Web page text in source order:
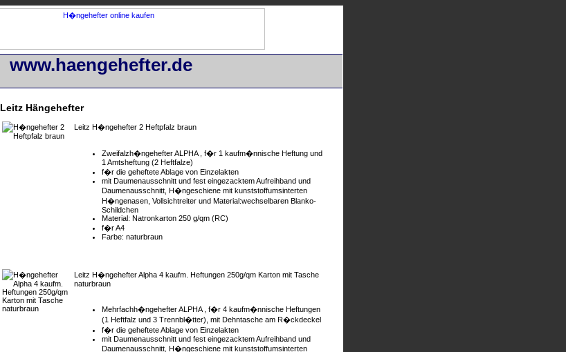
www.haengehefter.de
Leitz Hängehefter
Leitz H�ngehefter 2 Heftpfalz braun
Zweifalzh�ngehefter ALPHA , f�r 1 kaufm�nnische Heftung und
1 Amtsheftung (2 Heftfalze)
f�r die geheftete Ablage von Einzelakten
mit Daumenausschnitt und fest eingezacktem Aufreihband und
Daumenausschnitt, H�ngeschiene mit kunststoffumsinterten
H�ngenasen, Vollsichtreiter und Material:wechselbaren Blanko-
Schildchen
Material: Natronkarton 250 g/qm (RC)
f�r A4
Farbe: naturbraun
Leitz H�ngehefter Alpha 4 kaufm. Heftungen 250g/qm Karton mit Tasche
naturbraun
Mehrfachh�ngehefter ALPHA , f�r 4 kaufm�nnische Heftungen
(1 Heftfalz und 3 Trennbl�tter), mit Dehntasche am R�ckdeckel
f�r die geheftete Ablage von Einzelakten
mit Daumenausschnitt und fest eingezacktem Aufreihband und
Daumenausschnitt, H�ngeschiene mit kunststoffumsinterten